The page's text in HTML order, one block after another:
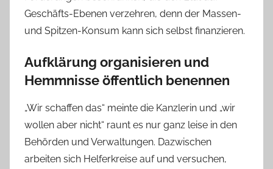
Geschäfts-Ebenen verzehren, denn der Massen-
und Spitzen-Konsum kann sich selbst finanzieren.
Aufklärung organisieren und
Hemmnisse öffentlich benennen
„Wir schaffen das“ meinte die Kanzlerin und „wir
wollen aber nicht“ raunt es nur ganz leise in den
Behörden und Verwaltungen. Dazwischen
arbeiten sich Helferkreise auf und versuchen,